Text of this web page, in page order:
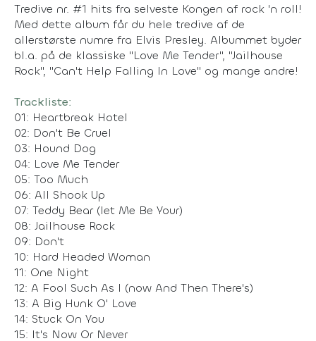
Tredive nr. #1 hits fra selveste Kongen af rock 'n roll!
Med dette album får du hele tredive af de
allerstørste numre fra Elvis Presley. Albummet byder
bl.a. på de klassiske "Love Me Tender", "Jailhouse
Rock", "Can't Help Falling In Love" og mange andre!
Trackliste:
01: Heartbreak Hotel
02: Don't Be Cruel
03: Hound Dog
04: Love Me Tender
05: Too Much
06: All Shook Up
07: Teddy Bear (let Me Be Your)
08: Jailhouse Rock
09: Don't
10: Hard Headed Woman
11: One Night
12: A Fool Such As I (now And Then There's)
13: A Big Hunk O' Love
14: Stuck On You
15: It's Now Or Never